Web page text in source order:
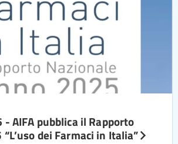
AIFA pubblica il Rapporto
dei Farmaci in Italia”